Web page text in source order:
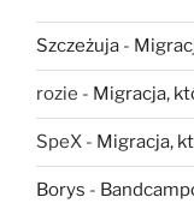
Szczeżuja -
rozie - Migracja,
SpeX - Migracja,
Borys -